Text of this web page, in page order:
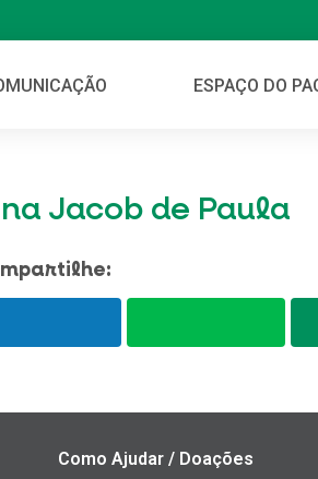
ESPAÇO DO
Jacob de Paula
Como Ajudar / Doações